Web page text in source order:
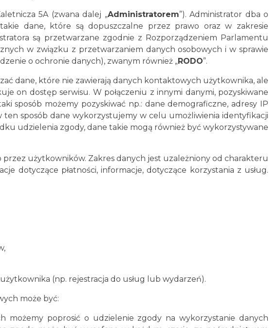
5A (zwana dalej „Administratorem”). Administrator dba o
dane, które są dopuszczalne przez prawo oraz w zakresie
są przetwarzane zgodnie z Rozporządzeniem Parlamentu
w związku z przetwarzaniem danych osobowych i w sprawie
o ochronie danych), zwanym również „RODO”.
dane, które nie zawierają danych kontaktowych użytkownika, ale
on dostęp serwisu. W połączeniu z innymi danymi, pozyskiwane
sposób możemy pozyskiwać np.: dane demograficzne, adresy IP
sposób dane wykorzystujemy w celu umożliwienia identyfikacji
udzielenia zgody, dane takie mogą również być wykorzystywane
użytkowników. Zakres danych jest uzależniony od charakteru
dotyczące płatności, informacje, dotyczące korzystania z usług.
(np. rejestracja do usług lub wydarzeń).
może być:
możemy poprosić o udzielenie zgody na wykorzystanie danych